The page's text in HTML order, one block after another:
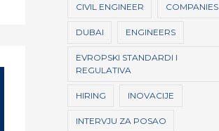
CIVIL ENGINEER COMPANIES
DUBAI ENGINEERS
EVROPSKI STANDARDI I
REGULATIVA
HIRING INOVACIJE
INTERVJU ZA POSAO